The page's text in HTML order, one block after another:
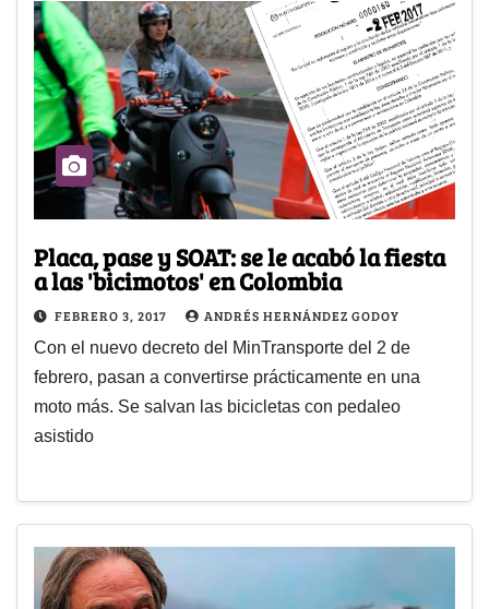
Placa, pase y SOAT: se le acabó la fiesta
a las 'bicimotos' en Colombia
FEBRERO 3, 2017 ANDRÉS HERNÁNDEZ GODOY
Con el nuevo decreto del MinTransporte del 2 de
febrero, pasan a convertirse prácticamente en una
moto más. Se salvan las bicicletas con pedaleo
asistido